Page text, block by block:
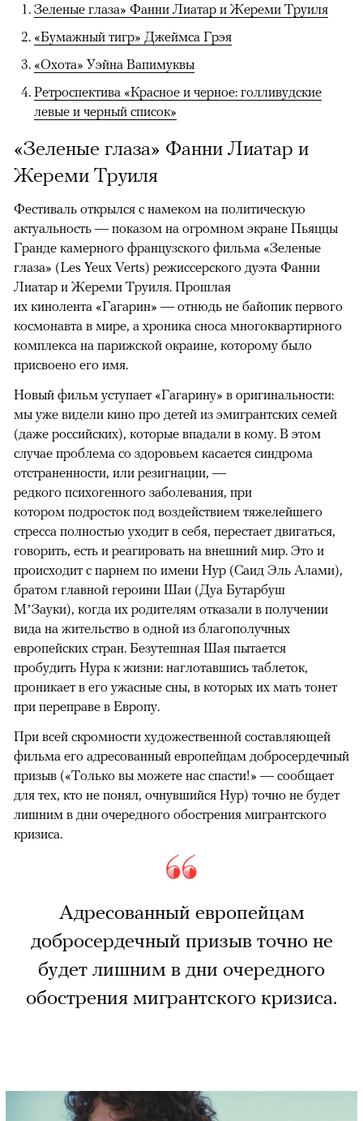
Зеленые глаза» Фанни Лиатар и Жереми Труиля
«Бумажный тигр» Джеймса Грэя
«Охота» Уэйна Вапимуквы
Ретроспектива «Красное и черное: голливудские
левые и черный список»
«Зеленые глаза» Фанни Лиатар и
Жереми Труиля
Фестиваль открылся с намеком на политическую
актуальность — показом на огромном экране Пьяццы
Гранде камерного французского фильма «Зеленые
глаза» (Les Yeux Verts) режиссерского дуэта Фанни
Лиатар и Жереми Труиля. Прошлая
их кинолента «Гагарин» — отнюдь не байопик первого
космонавта в мире, а хроника сноса многоквартирного
комплекса на парижской окраине, которому было
присвоено его имя.
Новый фильм уступает «Гагарину» в оригинальности:
мы уже видели кино про детей из эмигрантских семей
(даже российских), которые впадали в кому. В этом
случае проблема со здоровьем касается синдрома
отстраненности, или резигнации, —
редкого психогенного заболевания, при
котором подросток под воздействием тяжелейшего
стресса полностью уходит в себя, перестает двигаться,
говорить, есть и реагировать на внешний мир. Это и
происходит с парнем по имени Нур (Саид Эль Алами),
братом главной героини Шаи (Дуа Бутарбуш
М’Зауки), когда их родителям отказали в получении
вида на жительство в одной из благополучных
европейских стран. Безутешная Шая пытается
пробудить Нура к жизни: наглотавшись таблеток,
проникает в его ужасные сны, в которых их мать тонет
при переправе в Европу.
При всей скромности художественной составляющей
фильма его адресованный европейцам добросердечный
призыв («Только вы можете нас спасти!» — сообщает
для тех, кто не понял, очнувшийся Нур) точно не будет
лишним в дни очередного обострения мигрантского
кризиса.
Адресованный европейцам
добросердечный призыв точно не
будет лишним в дни очередного
обострения мигрантского кризиса.